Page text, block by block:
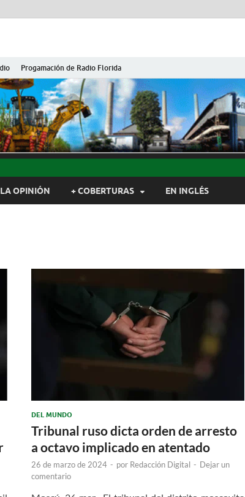
Progamación de Radio Florida
de Cuba
Camagüey, Cuba
LA OPINIÓN + COBERTURAS EN INGLÉS
DEL MUNDO
Tribunal ruso dicta orden de arresto
a octavo implicado en atentado
26 de marzo de 2024 - por Redacción Digital - Dejar un
comentario